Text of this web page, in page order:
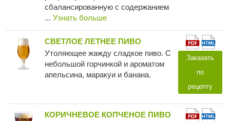
сбалансированную с содержанием
... Узнать больше
СВЕТЛОЕ ЛЕТНЕЕ ПИВО
Утоляющее жажду сладкое пиво. С
небольшой горчинкой и ароматом
апельсина, маракуи и банана.
Заказать
по
рецепту
КОРИЧНЕВОЕ КОПЧЕНОЕ ПИВО